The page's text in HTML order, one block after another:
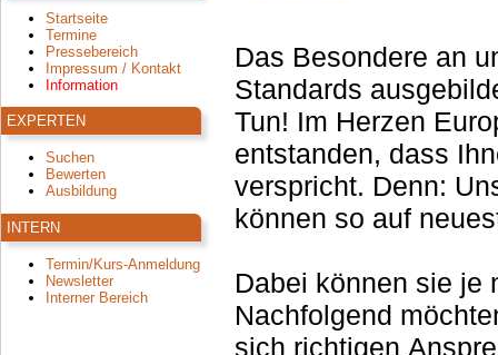
Startseite
Termine
Pressebereich
Impressum / Kontakt
Information
EXPERTEN
Suchen
Bewerten
Ausbildung
INTERN
Termin/Kurs-Anmeldung
Newsletter
Interner Bereich
Das Besondere an
Standards ausgebildet - und
Tun! Im Herzen
entstanden, dass
verspricht. Denn:
können so auf
Dabei können sie je
Nachfolgend
sich richtigen